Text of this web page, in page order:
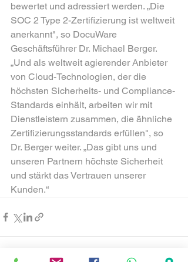
bewertet und adressiert werden. „Die
SOC 2 Type 2-Zertifizierung ist weltweit
anerkannt", so DocuWare
Geschäftsführer Dr. Michael Berger.
„Und als weltweit agierender Anbieter
von Cloud-Technologien, der die
höchsten Sicherheits- und Compliance-
Standards einhält, arbeiten wir mit
Dienstleistern zusammen, die ähnliche
Zertifizierungsstandards erfüllen", so
Dr. Berger weiter. „Das gibt uns und
unseren Partnern höchste Sicherheit
und stärkt das Vertrauen unserer
Kunden.“